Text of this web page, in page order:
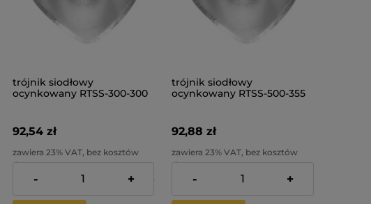
trójnik siodłowy
ocynkowany RTSS-300-300
92,54 zł
zawiera 23% VAT, bez kosztów
dostawy
Cena netto:
75,24 zł
- +
trójnik siodłowy
ocynkowany RTSS-500-355
92,88 zł
zawiera 23% VAT, bez kosztów
dostawy
Cena netto:
75,51 zł
- +